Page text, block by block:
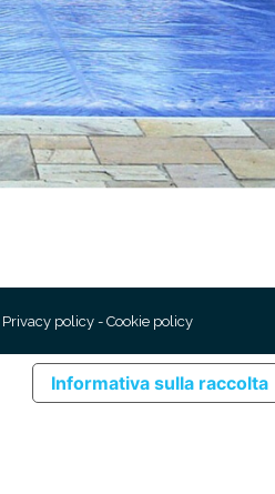
Privacy policy - Cookie policy
Informativa sulla raccolta